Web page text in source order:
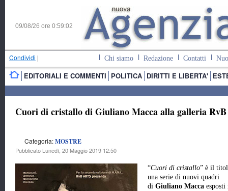
09/08/26 ore 0:59:03
Condividi | Chi siamo Redazione Contatti
EDITORIALI E COMMENTI POLITICA DIRITTI E LIBERTA'
Cuori di cristallo di Giuliano Macca alla galleria
Categoria:MOSTRE
Pubblicato Lunedì, 20 Maggio 2019 12:50
“Cuori di cristallo” è il
una serie di nuovi quadri
di Giuliano Macca esposti